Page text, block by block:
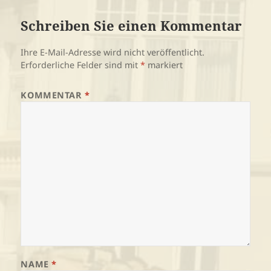
Schreiben Sie einen Kommentar
Ihre E-Mail-Adresse wird nicht veröffentlicht.
Erforderliche Felder sind mit* markiert
KOMMENTAR*
NAME*